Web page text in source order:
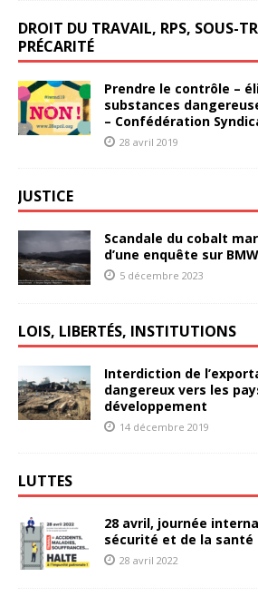
DROIT DU TRAVAIL, RPS, SOUS-
PRÉCARITÉ
Prendre le contrôle –
substances
– Confédération
28 avril 2019
JUSTICE
Scandale du cobalt
d’une enquête sur BMW
5 décembre 2023
LOIS, LIBERTÉS, INSTITUTIONS
Interdiction de
dangereux vers les
développement
14 décembre 2019
LUTTES
28 avril, journée
sécurité et de la santé
28 avril 2022